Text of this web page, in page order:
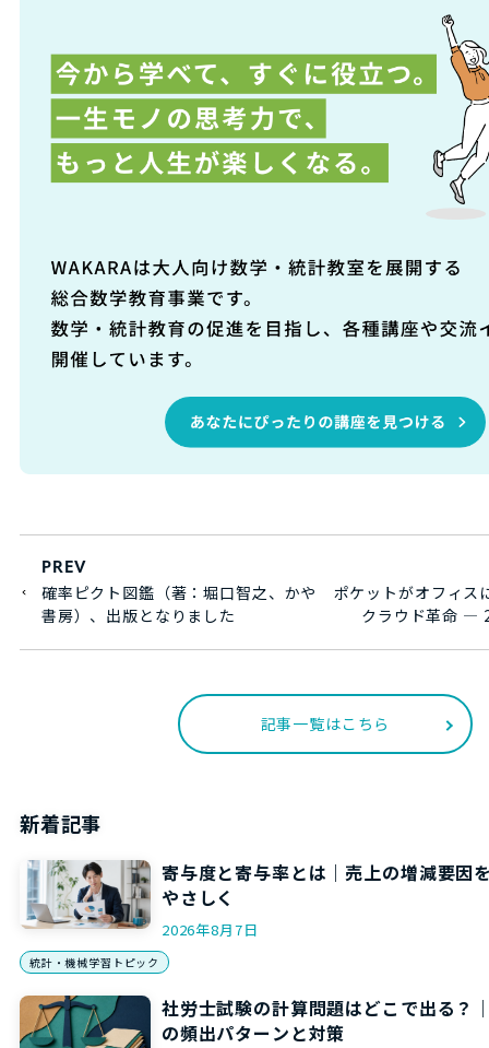
PREV
確率ピクト図鑑（著：堀口智之、かや
書房）、出版となりました
ポケットがオフィス
クラウド革命 ―
記事一覧はこちら
新着記事
寄与度と寄与率とは｜売上の増減要因
やさしく
2026年8月7日
統計・機械学習トピック
社労士試験の計算問題はどこで出る？
の頻出パターンと対策